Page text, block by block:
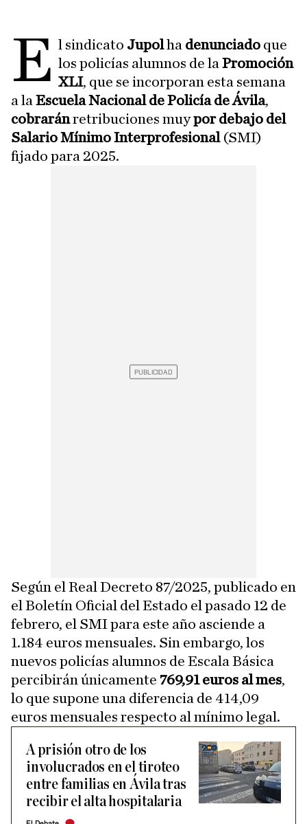
E l sindicato Jupolha denunciado que
los policías alumnos de la Promoción
XLI, que se incorporan esta semana
a la Escuela Nacional de Policía de Ávila,
cobraránretribuciones muypor debajo del
Salario Mínimo Interprofesional (SMI)
fijado para 2025.
Según el Real Decreto 87/2025, publicado en
el Boletín Oficial del Estado el pasado 12 de
febrero, el SMI para este año asciende a
1.184 euros mensuales. Sin embargo, los
nuevos policías alumnos de Escala Básica
percibirán únicamente 769,91 euros al mes,
lo que supone una diferencia de 414,09
euros mensuales respecto al mínimo legal.
A prisión otro de los
involucrados en el tiroteo
entre familias en Ávila tras
recibir el alta hospitalaria